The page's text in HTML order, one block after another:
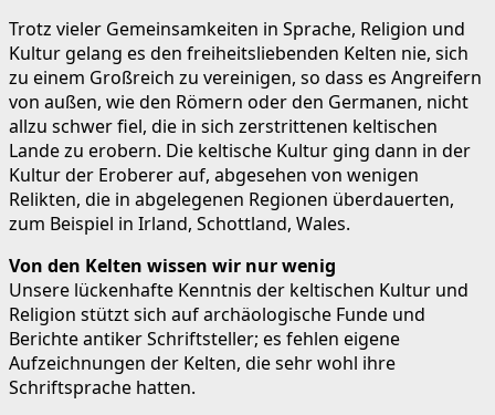
Trotz vieler Gemeinsamkeiten in Sprache, Religion und
Kultur gelang es den freiheitsliebenden Kelten nie, sich
zu einem Großreich zu vereinigen, so dass es Angreifern
von außen, wie den Römern oder den Germanen, nicht
allzu schwer fiel, die in sich zerstrittenen keltischen
Lande zu erobern. Die keltische Kultur ging dann in der
Kultur der Eroberer auf, abgesehen von wenigen
Relikten, die in abgelegenen Regionen überdauerten,
zum Beispiel in Irland, Schottland, Wales.
Von den Kelten wissen wir nur wenig
Unsere lückenhafte Kenntnis der keltischen Kultur und
Religion stützt sich auf archäologische Funde und
Berichte antiker Schriftsteller; es fehlen eigene
Aufzeichnungen der Kelten, die sehr wohl ihre
Schriftsprache hatten.